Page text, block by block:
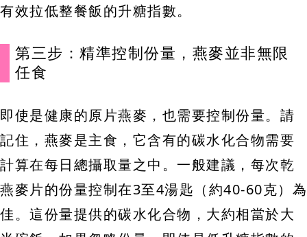
有效拉低整餐飯的升糖指數。
第三步：精準控制份量，燕麥並非無限
任食
即使是健康的原片燕麥，也需要控制份量。請
記住，燕麥是主食，它含有的碳水化合物需要
計算在每日總攝取量之中。一般建議，每次乾
燕麥片的份量控制在3至4湯匙（約40-60克）為
佳。這份量提供的碳水化合物，大約相當於大